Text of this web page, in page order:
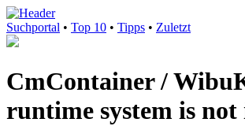
Suchportal • Top 10 • Tipps • Zuletzt
CmContainer /
runtime system is